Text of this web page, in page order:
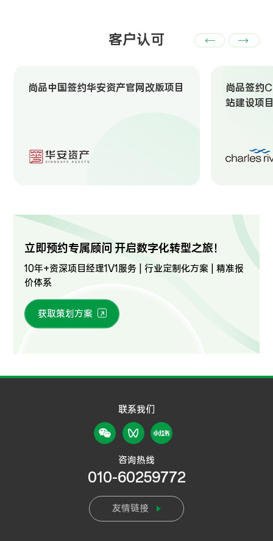
客户认可
尚品中国签约华安资产官网改版项目
尚品签约
站建设项
立即预约专属顾问 开启数字化转型之旅！
10年+资深项目经理1V1服务 | 行业定制化方案 | 精准报
价体系
获取策划方案
联系我们
咨询热线
010-60259772
友情链接